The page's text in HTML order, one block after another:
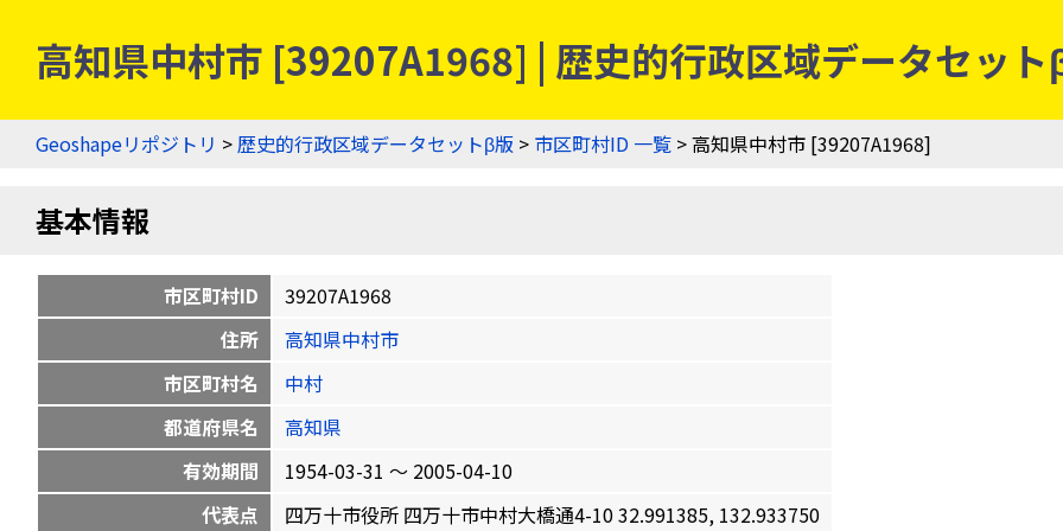
高知県中村市 [39207A1968] | 歴史的行政区域データセット
Geoshapeリポジトリ >歴史的行政区域データセットβ版 > 市区町村ID 一覧 > 高知県中村市 [39207A1968]
基本情報
市区町村ID
39207A1968
住所
高知県中村市
市区町村名
中村
都道府県名
高知県
有効期間
1954-03-31 〜 2005-04-10
代表点
四万十市役所 四万十市中村大橋通4-10 32.991385, 132.933750